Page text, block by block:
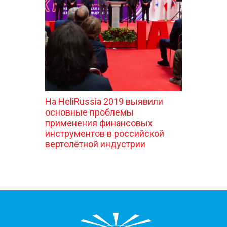
КОНТАКТЫ
На HeliRussia 2019 выявили
основные проблемы
применения финансовых
инструментов в российской
вертолётной индустрии